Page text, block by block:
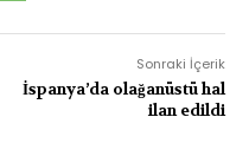
Sonraki İçerik
İspanya’da olağanüstü hal
ilan edildi